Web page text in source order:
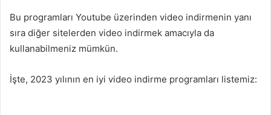
Bu programları Youtube üzerinden video indirmenin yanı
sıra diğer sitelerden video indirmek amacıyla da
kullanabilmeniz mümkün.
İşte, 2023 yılının en iyi video indirme programları listemiz: